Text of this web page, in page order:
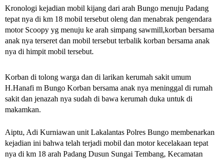
Kronologi kejadian mobil kijang dari arah Bungo menuju Padang
tepat nya di km 18 mobil tersebut oleng dan menabrak pengendara
motor Scoopy yg menuju ke arah simpang sawmill,korban bersama
anak nya terseret dan mobil tersebut terbalik korban bersama anak
nya di himpit mobil tersebut.
Korban di tolong warga dan di larikan kerumah sakit umum
H.Hanafi m Bungo Korban bersama anak nya meninggal di rumah
sakit dan jenazah nya sudah di bawa kerumah duka untuk di
makamkan.
Aiptu, Adi Kurniawan unit Lakalantas Polres Bungo membenarkan
kejadian ini bahwa telah terjadi mobil dan motor kecelakaan tepat
nya di km 18 arah Padang Dusun Sungai Tembang, Kecamatan